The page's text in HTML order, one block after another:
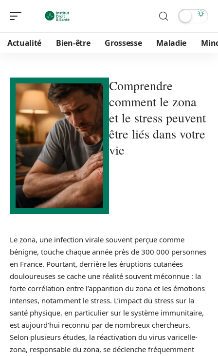
Actualité Bien-être Grossesse Maladie
Comprendre
comment le zona
et le stress peuvent
être liés dans votre
vie
Le zona, une infection virale souvent perçue comme
bénigne, touche chaque année près de 300 000 personnes
en France. Pourtant, derrière les éruptions cutanées
douloureuses se cache une réalité souvent méconnue : la
forte corrélation entre l’apparition du zona et les émotions
intenses, notamment le stress. L’impact du stress sur la
santé physique, en particulier sur le système immunitaire,
est aujourd’hui reconnu par de nombreux chercheurs.
Selon plusieurs études, la réactivation du virus varicelle-
zona, responsable du zona, se déclenche fréquemment